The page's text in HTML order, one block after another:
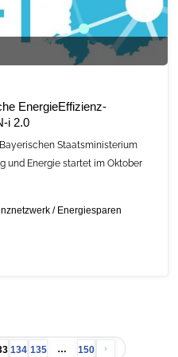
EnergieEffizienz-
i 2.0
Staatsministerium
und Energie startet im Oktober
/ Energiesparen
134 135 … 150